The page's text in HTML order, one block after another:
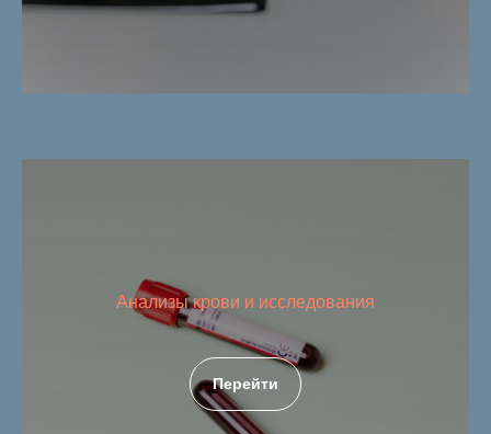
Анализы крови и исследования
Перейти